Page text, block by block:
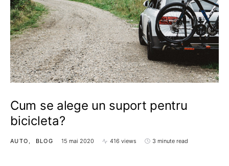
Cum se alege un suport pentru
bicicleta?
AUTO BLOG 15 mai 2020 416 views 3 minute read